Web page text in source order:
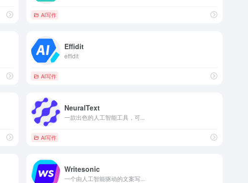
AI写作
Effidit
effidit
AI写作
NeuralText
一款出色的人工智能工具，可...
AI写作
Writesonic
一个由人工智能驱动的文案写...